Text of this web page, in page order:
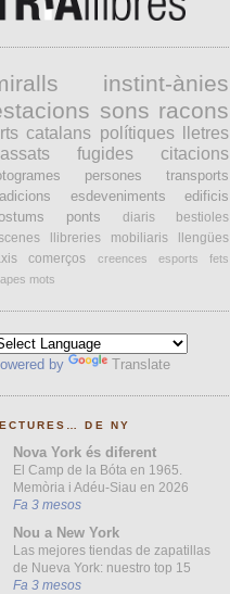
instint-ànies
sons racons
catalans polítiques
lletres
fugides citacions
persones
transports
esdeveniments
edificis
ponts diaris
bestioles
llibreries mobiliaris
llengües
comerços creences esports
fets
mots
by Translate
DE NY
Nova York és diferent
El Camp de la Bóta en 1965.
Memòria i Adéu-Siau en 2026
Fa 3 mesos
Nou a New York
Las mejores tiendas de zapatillas
de Nueva York: nuestro top 15
Fa 3 mesos